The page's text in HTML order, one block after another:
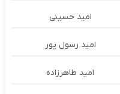
امید حسینی
امید رسول پور
امید طاهرزاده